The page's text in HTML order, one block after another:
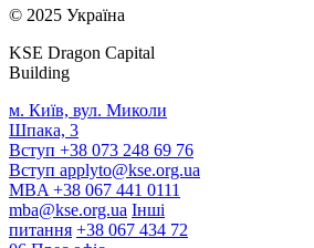
© 2025 Україна
KSE Dragon Capital
Building
м. Київ, вул. Миколи
Шпака, 3
Вступ +38 073 248 69 76
Вступ applyto@kse.org.ua
MBA +38 067 441 0111
mba@kse.org.ua Інші
питання +38 067 434 72